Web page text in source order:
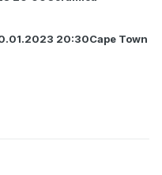
20:30Cape Town